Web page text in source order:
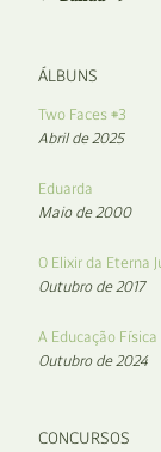
ÁLBUNS
Two Faces #3
Abril de 2025
Eduarda
Maio de 2000
O Elixir da Eterna
Outubro de 2017
A Educação Física
Outubro de 2024
CONCURSOS